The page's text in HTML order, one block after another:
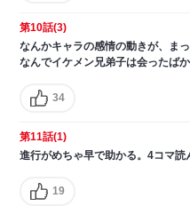
第10話(3)
なんかキャラの感情の動きが、ま
なんでイケメン兄弟子は会ったば
34
第11話(1)
進行がめちゃ早で助かる。4コマ読
19